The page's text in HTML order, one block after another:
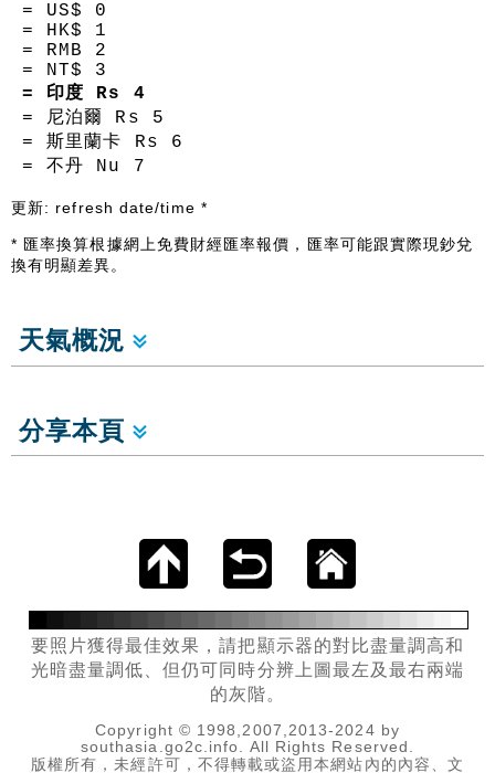
= US$ 0
= HK$ 1
= RMB 2
= NT$ 3
= 印度 Rs 4
= 尼泊爾 Rs 5
= 斯里蘭卡 Rs 6
= 不丹 Nu 7
更新: refresh date/time *
* 匯率換算根據網上免費財經匯率報價，匯率可能跟實際現鈔兌
換有明顯差異。
天氣概況
分享本頁
要照片獲得最佳效果，請把顯示器的對比盡量調高和
光暗盡量調低、但仍可同時分辨上圖最左及最右兩端
的灰階。
Copyright © 1998,2007,2013-2024 by
southasia.go2c.info. All Rights Reserved.
版權所有，未經許可，不得轉載或盜用本網站內的內容、文